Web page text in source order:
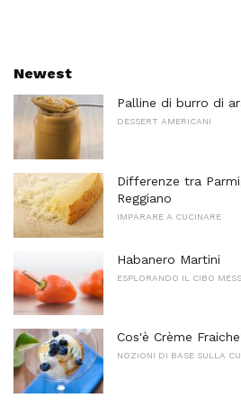
Newest
Palline di burro di
DESSERT AMERICANI
Differenze tra
Reggiano
IMPARARE A CUCINARE
Habanero Martini
ESPLORANDO IL CIBO
Cos'è Crème
NOZIONI DI BASE SULLA